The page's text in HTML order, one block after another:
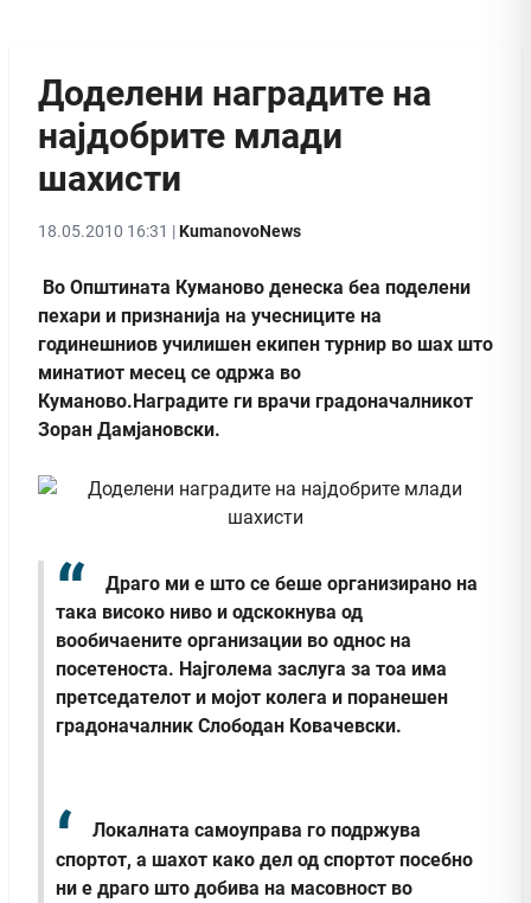
Доделени наградите на
најдобрите млади
шахисти
18.05.2010 16:31 |KumanovoNews
Во Oпштината Куманово денеска беа поделени
пехари и признанија на учесниците на
годинешниов училишен екипен турнир во шах што
минатиот месец се одржа во
Куманово.Наградите ги врачи градоначалникот
Зоран Дамјановски.
Драго ми е што се беше организирано на
така високо ниво и одскокнува од
вообичаените организации во однос на
посетеноста. Најголема заслуга за тоа има
претседателот и мојот колега и поранешен
градоначалник Слободан Ковачевски.
Локалната самоуправа го подржува
спортот, а шахот како дел од спортот посебно
ни е драго што добива на масовност во